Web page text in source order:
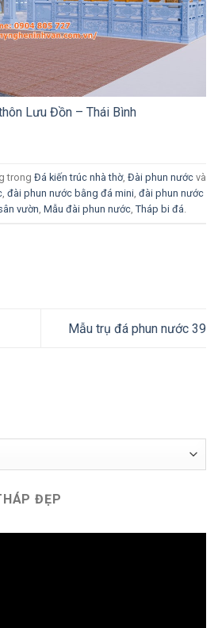
Lưu Đồn – Thái Bình
trong Đá kiến trúc nhà thờ, Đài phun nước và
đài phun nước bằng đá mini đài phun nước
vườn Mẫu đài phun nước Tháp bi đá
Mẫu trụ đá phun nước 39
ĐẸP